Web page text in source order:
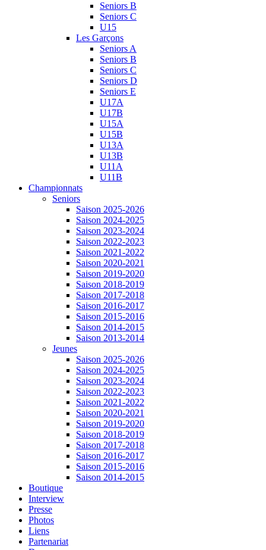
Seniors B
Seniors C
U15
Les Garçons
Seniors A
Seniors B
Seniors C
Seniors D
Seniors E
U17A
U17B
U15A
U15B
U13A
U13B
U11A
U11B
Championnats
Seniors
Saison 2025-2026
Saison 2024-2025
Saison 2023-2024
Saison 2022-2023
Saison 2021-2022
Saison 2020-2021
Saison 2019-2020
Saison 2018-2019
Saison 2017-2018
Saison 2016-2017
Saison 2015-2016
Saison 2014-2015
Saison 2013-2014
Jeunes
Saison 2025-2026
Saison 2024-2025
Saison 2023-2024
Saison 2022-2023
Saison 2021-2022
Saison 2020-2021
Saison 2019-2020
Saison 2018-2019
Saison 2017-2018
Saison 2016-2017
Saison 2015-2016
Saison 2014-2015
Boutique
Interview
Presse
Photos
Liens
Partenariat